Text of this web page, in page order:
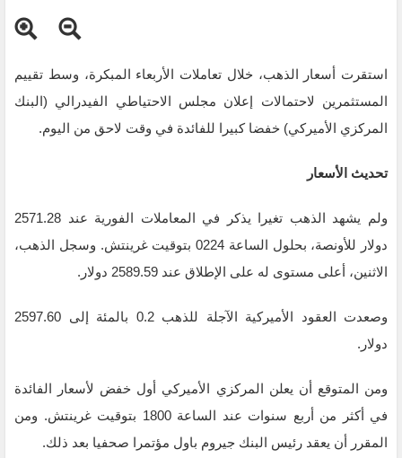
استقرت أسعار الذهب، خلال تعاملات الأربعاء المبكرة، وسط تقييم
المستثمرين لاحتمالات إعلان مجلس الاحتياطي الفيدرالي (البنك
المركزي الأميركي) خفضا كبيرا للفائدة في وقت لاحق من اليوم.
تحديث الأسعار
ولم يشهد الذهب تغيرا يذكر في المعاملات الفورية عند 2571.28
دولار للأونصة، بحلول الساعة 0224 بتوقيت غرينتش. وسجل الذهب،
الاثنين، أعلى مستوى له على الإطلاق عند 2589.59 دولار.
وصعدت العقود الأميركية الآجلة للذهب 0.2 بالمئة إلى 2597.60
دولار.
ومن المتوقع أن يعلن المركزي الأميركي أول خفض لأسعار الفائدة
في أكثر من أربع سنوات عند الساعة 1800 بتوقيت غرينتش. ومن
المقرر أن يعقد رئيس البنك جيروم باول مؤتمرا صحفيا بعد ذلك.